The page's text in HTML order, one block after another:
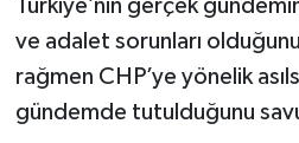
Türkiye’nin gerçek
ve adalet sorunları
rağmen CHP’ye yönelik
gündemde tutulduğunu